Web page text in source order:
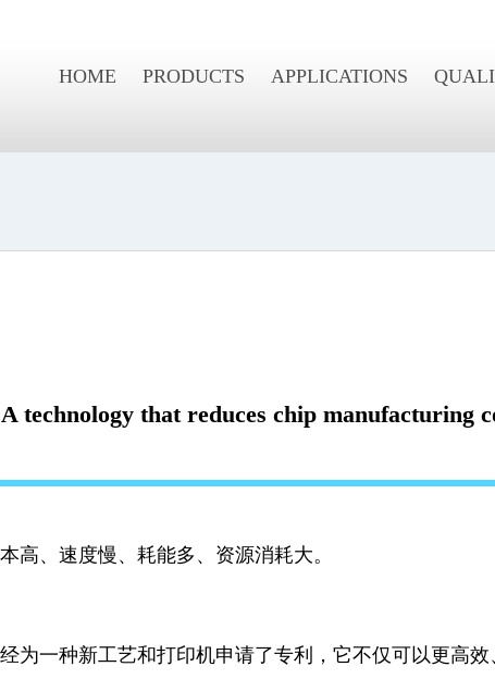
HOME PRODUCTS APPLICATIONS
A technology that reduces chip manufacturing
高、速度慢、耗能多、资源消耗大。
为一种新工艺和打印机申请了专利，它不仅可以更高